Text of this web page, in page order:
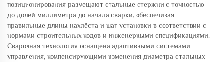
позиционирования размещают стальные стержни с точностью
до долей миллиметра до начала сварки, обеспечивая
правильные длины нахлёста и шаг установки в соответствии с
нормами строительных кодов и инженерными спецификациями.
Сварочная технология оснащена адаптивными системами
управления, компенсирующими изменения диаметра стальных